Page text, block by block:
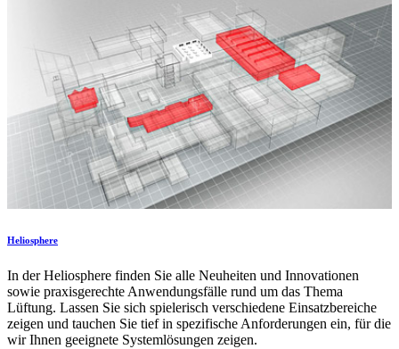
Heliosphere
In der Heliosphere finden Sie alle Neuheiten und Innovationen
sowie praxisgerechte Anwendungsfälle rund um das Thema
Lüftung. Lassen Sie sich spielerisch verschiedene Einsatzbereiche
zeigen und tauchen Sie tief in spezifische Anforderungen ein, für die
wir Ihnen geeignete Systemlösungen zeigen.